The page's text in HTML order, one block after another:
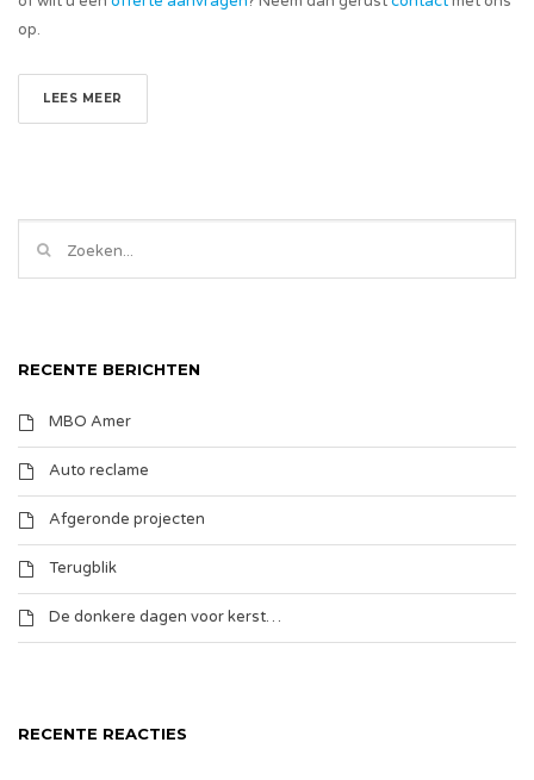
op.
LEES MEER
RECENTE BERICHTEN
MBO Amer
Auto reclame
Afgeronde projecten
Terugblik
De donkere dagen voor kerst…
RECENTE REACTIES